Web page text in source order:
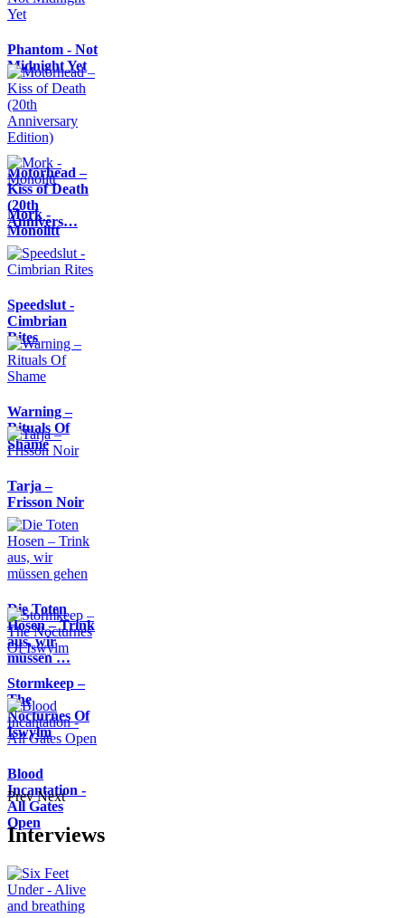
Phantom - Not
Midnight Yet
Motörhead –
Kiss of Death
(20th
Annivers…
Mork -
Monolitt
Speedslut -
Cimbrian
Rites
Warning –
Rituals Of
Shame
Tarja –
Frisson Noir
Die Toten
Hosen – Trink
aus, wir
müssen …
Stormkeep –
The
Nocturnes Of
Iswylm
Blood
Incantation -
All Gates
Open
Prev Next
Interviews